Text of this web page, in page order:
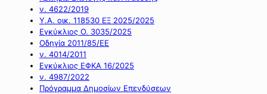
ν. 4622/2019
Υ.Α. οικ. 118530 ΕΞ 2025/2025
Εγκύκλιος Ο. 3035/2025
Οδηγία 2011/85/ΕΕ
ν. 4014/2011
Εγκύκλιος ΕΦΚΑ 16/2025
ν. 4987/2022
Πρόγραμμα Δημοσίων Επενδύσεων